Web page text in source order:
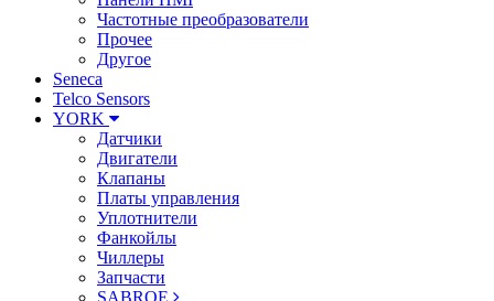
Частотные преобразователи
Прочее
Другое
Seneca
Telco Sensors
YORK
Датчики
Двигатели
Клапаны
Платы управления
Уплотнители
Фанкойлы
Чиллеры
Запчасти
SABROE